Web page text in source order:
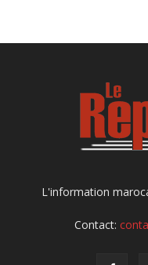
L'information
Contact: